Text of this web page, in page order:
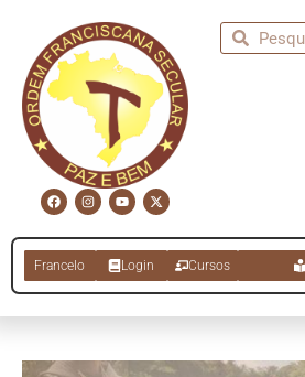
Francelo Login Cursos